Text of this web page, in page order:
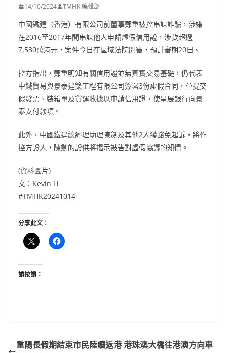
14/10/2024 TMHK 編輯部
中國鐵建（香港）有限公司前董事鄭重被控串謀詐騙，涉嫌
在2016至2017年間串謀他人申請虛假信用證，涉款超過
7,530萬港元，案件今日在區域法院開審，預計審期20日。
控方指出，鄭重明知有關信用證並無真實交易基礎，仍代表
中鐵貿易與景泰建築工程有限公司簽署3份虛假合同，並提交
假發票、裝箱單及貨運收據以申請信用證，使星展銀行向景
泰支付款項。
此外，中國鐵建總經理助理陳劍及其他2人獲豁免起訴，將作
控方證人，陳劍的證供將揭示被告對虛假協議的知情。
(資料圖片)
文：Kevin Li
#TMHK20241014
分享此文：
請按讚：
重陽長假期結束市民陸續返港 港珠澳大橋往港澳方向車